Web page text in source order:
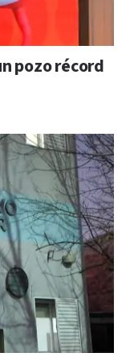
pozo récord